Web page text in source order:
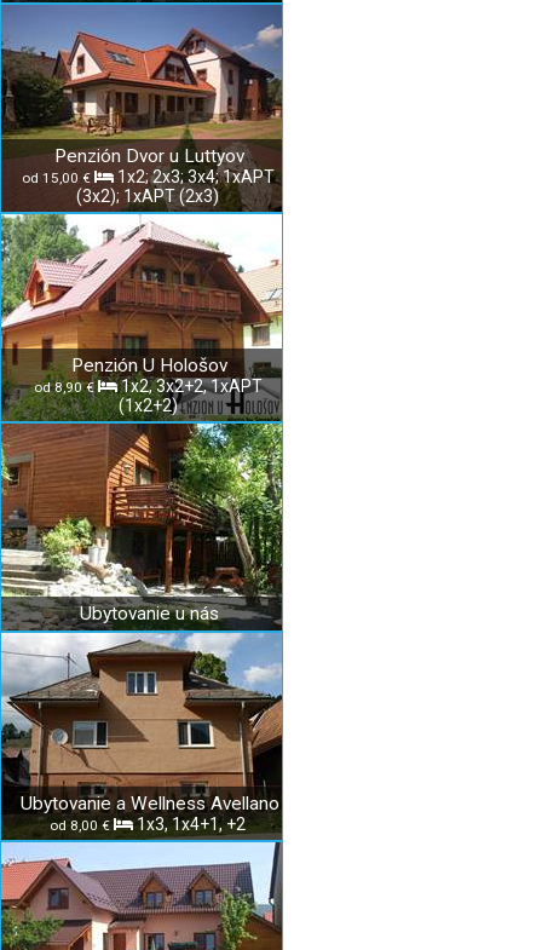
Penzión Dvor u Luttyov
od 15,00 €
1x2; 2x3; 3x4; 1xAPT
(3x2); 1xAPT (2x3)
Penzión U Hološov
od 8,90 €
1x2, 3x2+2, 1xAPT
(1x2+2)
Ubytovanie u nás
Ubytovanie a Wellness Avellano
od 8,00 € 1x3, 1x4+1, +2